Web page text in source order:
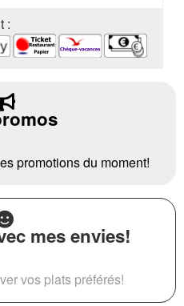
:
promotions du moment!
mes envies!
vos plats préférés!